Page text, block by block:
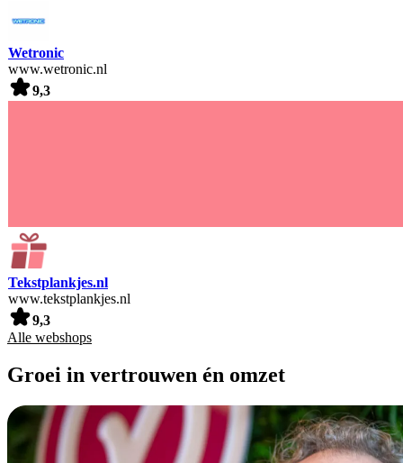
Wetronic
www.wetronic.nl
9,3
Tekstplankjes.nl
www.tekstplankjes.nl
9,3
Alle webshops
Groei in vertrouwen én omzet